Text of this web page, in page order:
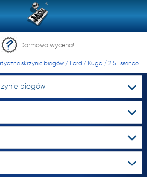
Darmowa wycena!
skrzynie biegów / Ford / Kuga / 2.5 Essence
biegów